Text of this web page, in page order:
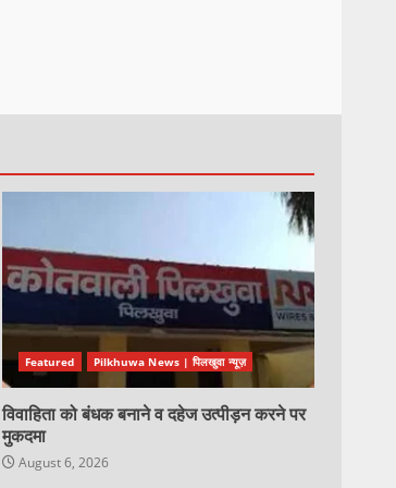
Featured Pilkhuwa News | पिलखुवा न्यूज़
विवाहिता को बंधक बनाने व दहेज उत्पीड़न करने पर
मुकदमा
August 6, 2026